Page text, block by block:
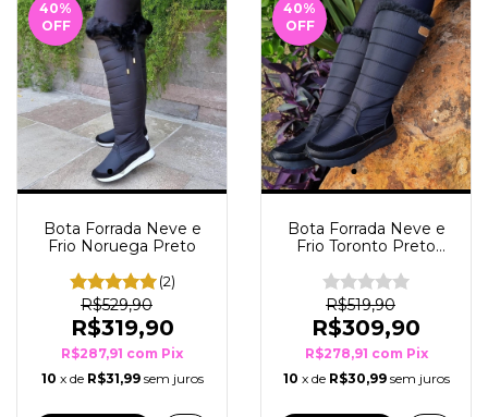
40%
OFF
Bota Forrada Neve e
Frio Noruega Preto
(2)
R$529,90
R$319,90
R$287,91 com Pix
10 x de R$31,99 sem juros
40%
OFF
Bota Forrada Neve e
Frio Toronto Preto
R$519,90
R$309,90
R$278,91 com Pix
10 x de R$30,99 sem juros